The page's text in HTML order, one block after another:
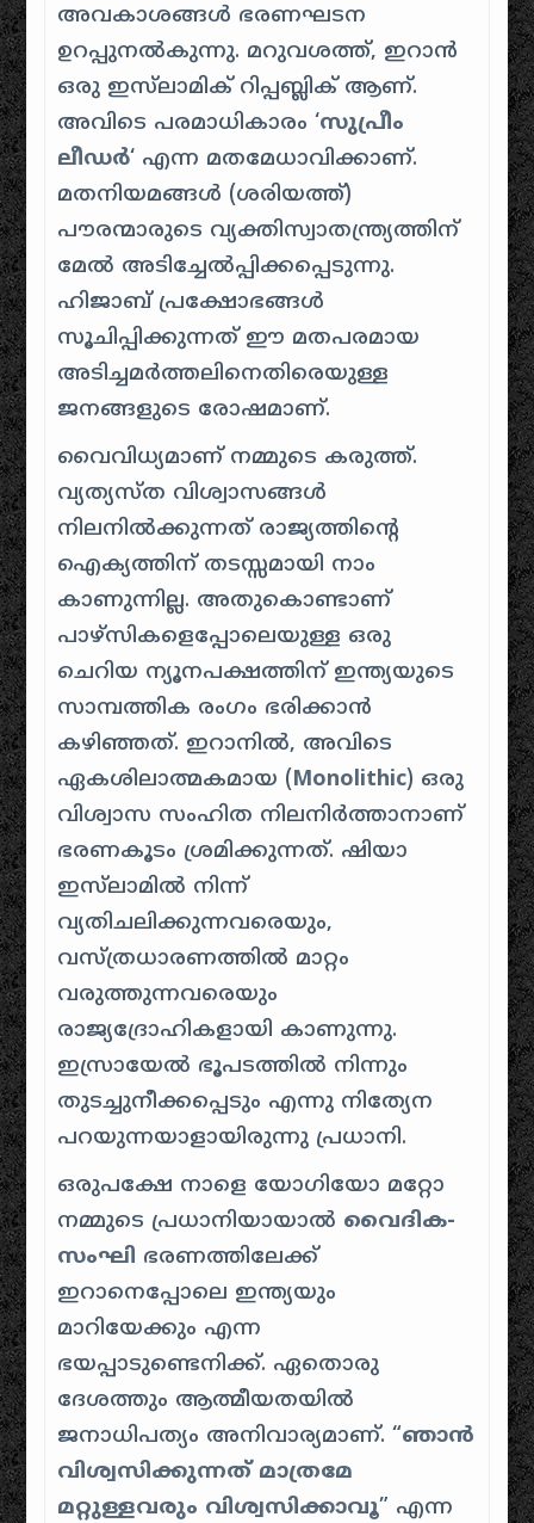
അവകാശങ്ങൾ ഭരണഘടന
ഉറപ്പുനൽകുന്നു. മറുവശത്ത്, ഇറാൻ
ഒരു ഇസ്‌ലാമിക് റിപ്പബ്ലിക് ആണ്.
അവിടെ പരമാധികാരം ‘സുപ്രീം
ലീഡർ‘ എന്ന മതമേധാവിക്കാണ്.
മതനിയമങ്ങൾ (ശരിയത്ത്)
പൗരന്മാരുടെ വ്യക്തിസ്വാതന്ത്ര്യത്തിന്
മേൽ അടിച്ചേൽപ്പിക്കപ്പെടുന്നു.
ഹിജാബ്പ്രക്ഷോഭങ്ങൾ
സൂചിപ്പിക്കുന്നത് ഈ മതപരമായ
അടിച്ചമർത്തലിനെതിരെയുള്ള
ജനങ്ങളുടെ രോഷമാണ്.
വൈവിധ്യമാണ് നമ്മുടെ കരുത്ത്.
വ്യത്യസ്ത വിശ്വാസങ്ങൾ
നിലനിൽക്കുന്നത് രാജ്യത്തിന്റെ
ഐക്യത്തിന് തടസ്സമായി നാം
കാണുന്നില്ല. അതുകൊണ്ടാണ്
പാഴ്സികളെപ്പോലെയുള്ള ഒരു
ചെറിയ ന്യൂനപക്ഷത്തിന് ഇന്ത്യയുടെ
സാമ്പത്തിക രംഗം ഭരിക്കാൻ
കഴിഞ്ഞത്. ഇറാനിൽ, അവിടെ
ഏകശിലാത്മകമായ (Monolithic) ഒരു
വിശ്വാസ സംഹിത നിലനിർത്താനാണ്
ഭരണകൂടം ശ്രമിക്കുന്നത്. ഷിയാ
ഇസ്‌ലാമിൽ നിന്ന്
വ്യതിചലിക്കുന്നവരെയും,
വസ്ത്രധാരണത്തിൽ മാറ്റം
വരുത്തുന്നവരെയും
രാജ്യദ്രോഹികളായി കാണുന്നു.
ഇസ്രായേൽ ഭൂപടത്തിൽ നിന്നും
തുടച്ചുനീക്കപ്പെടും എന്നു നിത്യേന
പറയുന്നയാളായിരുന്നു പ്രധാനി.
ഒരുപക്ഷേ നാളെ യോഗിയോ മറ്റോ
നമ്മുടെ പ്രധാനിയായാൽ വൈദിക-
സംഘി ഭരണത്തിലേക്ക്
ഇറാനെപ്പോലെ ഇന്ത്യയും
മാറിയേക്കും എന്ന
ഭയപ്പാടുണ്ടെനിക്ക്. ഏതൊരു
ദേശത്തും ആത്മീയതയിൽ
ജനാധിപത്യം അനിവാര്യമാണ്. “ഞാൻ
വിശ്വസിക്കുന്നത് മാത്രമേ
മറ്റുള്ളവരും വിശ്വസിക്കാവൂ” എന്ന